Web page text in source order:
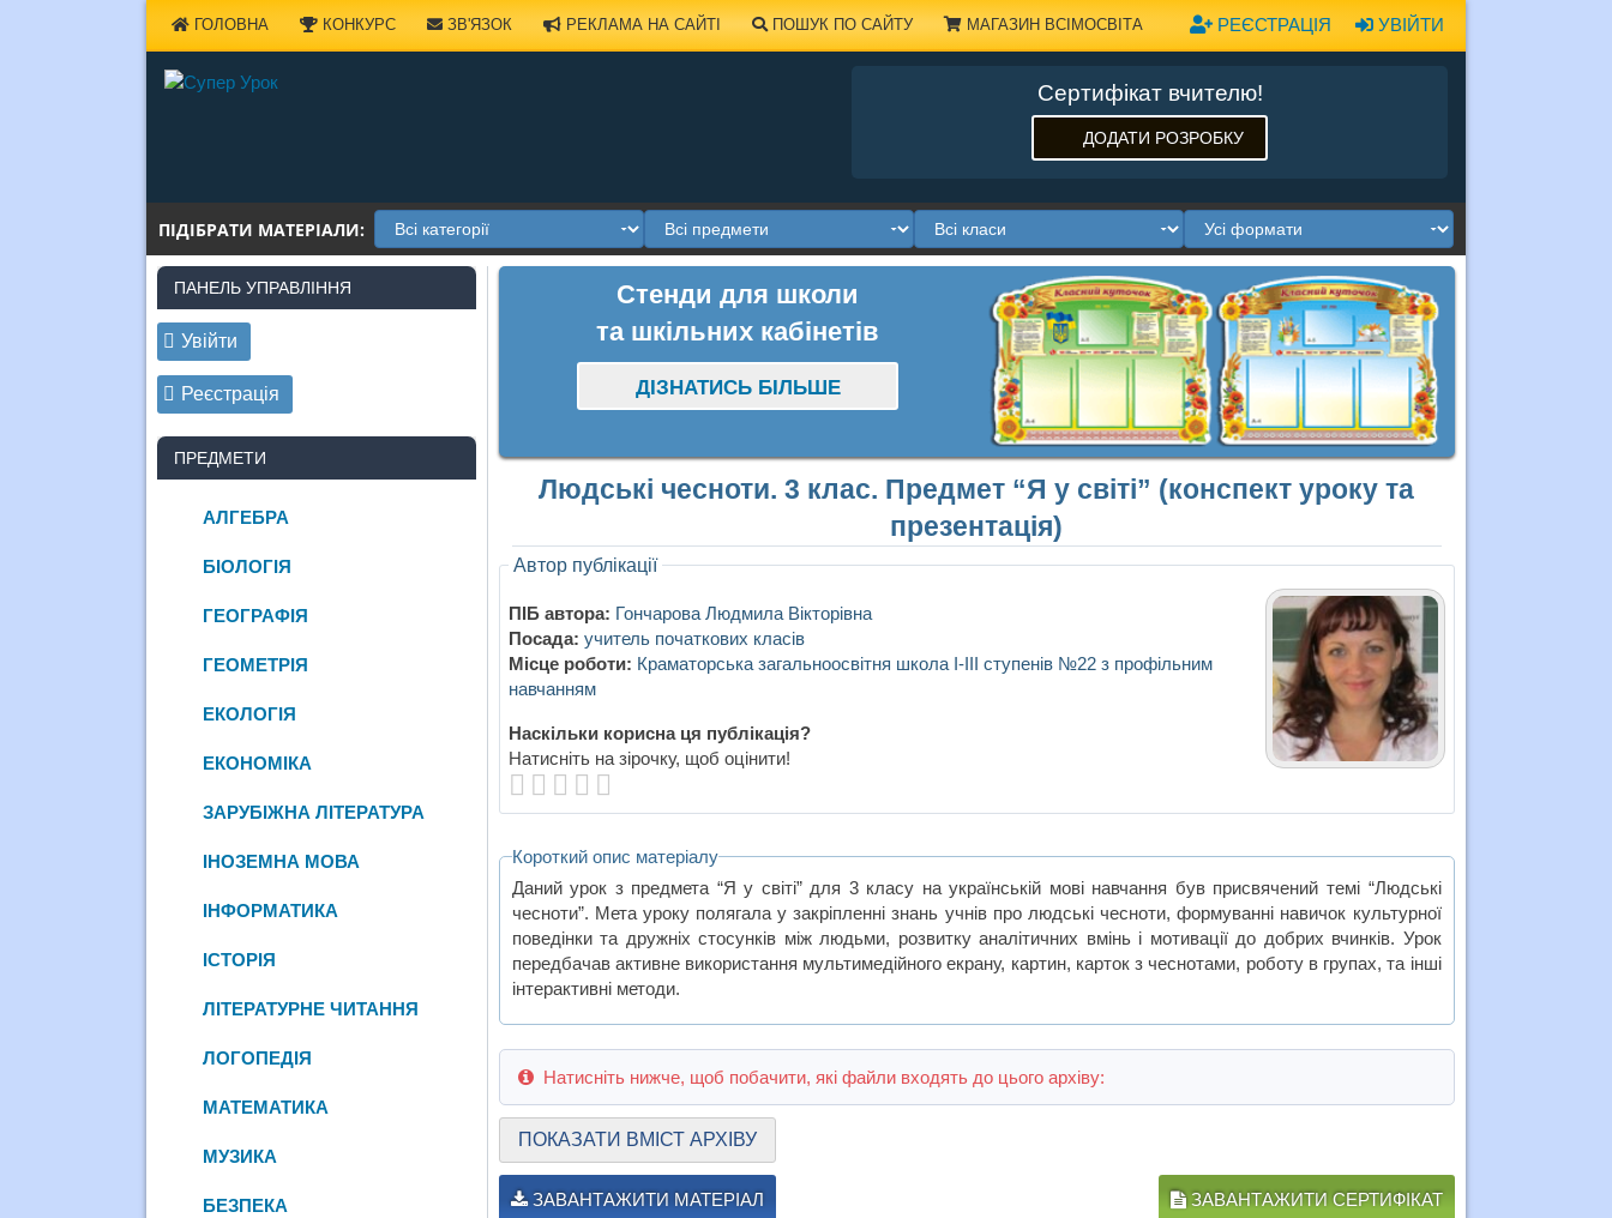
УВІЙТИ
РЕЄСТРАЦІЯ
ГОЛОВНА КОНКУРС ЗВ'ЯЗОК РЕКЛАМА НА САЙТІ ПОШУК ПО САЙТУ МАГАЗИН ВСІМОСВІТА
Сертифікат вчителю!
ДОДАТИ РОЗРОБКУ
ПІДІБРАТИ МАТЕРІАЛИ:
Стенди для школи
та шкільних кабінетів
ДІЗНАТИСЬ БІЛЬШЕ
Людські чесноти. 3 клас. Предмет “Я у світі” (конспект уроку та
презентація)
Автор публікації
ПІБ автора: Гончарова Людмила Вікторівна
Посада: учитель початкових класів
Місце роботи: Краматорська загальноосвітня школа І-ІІІ ступенів №22 з профільним
навчанням
Наскільки корисна ця публікація?
Натисніть на зірочку, щоб оцінити!
Короткий опис матеріалу
Даний урок з предмета “Я у світі” для 3 класу на українській мові навчання був присвячений темі “Людські
чесноти”. Мета уроку полягала у закріпленні знань учнів про людські чесноти, формуванні навичок культурної
поведінки та дружніх стосунків між людьми, розвитку аналітичних вмінь і мотивації до добрих вчинків. Урок
передбачав активне використання мультимедійного екрану, картин, карток з чеснотами, роботу в групах, та інші
інтерактивні методи.
Натисніть нижче, щоб побачити, які файли входять до цього архіву:
ПОКАЗАТИ ВМІСТ АРХІВУ
ЗАВАНТАЖИТИ МАТЕРІАЛ ЗАВАНТАЖИТИ СЕРТИФІКАТ
ПАНЕЛЬ УПРАВЛІННЯ
Увійти
Реєстрація
ПРЕДМЕТИ
АЛГЕБРА
БІОЛОГІЯ
ГЕОГРАФІЯ
ГЕОМЕТРІЯ
ЕКОЛОГІЯ
ЕКОНОМІКА
ЗАРУБІЖНА ЛІТЕРАТУРА
ІНОЗЕМНА МОВА
ІНФОРМАТИКА
ІСТОРІЯ
ЛІТЕРАТУРНЕ ЧИТАННЯ
ЛОГОПЕДІЯ
МАТЕМАТИКА
МУЗИКА
БЕЗПЕКА